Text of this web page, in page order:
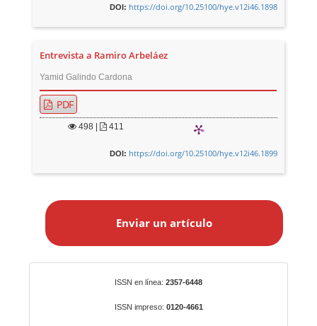
DOI: https://doi.org/10.25100/hye.v12i46.1898
Entrevista a Ramiro Arbeláez
Yamid Galindo Cardona
PDF
498 411
DOI: https://doi.org/10.25100/hye.v12i46.1899
a
Enviar un artículo
ISSN en línea: 2357-6448
ISSN impreso: 0120-4661